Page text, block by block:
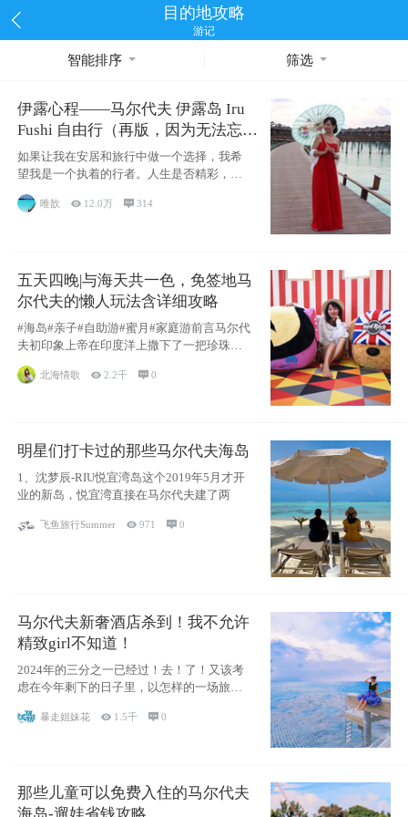
目的地攻略
游记
智能排序 筛选
伊露心程——马尔代夫 伊露岛 Iru
Fushi 自由行（再版，因为无法忘却
的留恋）
如果让我在安居和旅行中做一个选择，我希
望我是一个执着的行者。人生是否精彩，都
源于自己
唯歆  12.0万  314
五天四晚|与海天共一色，免签地马
尔代夫的懒人玩法含详细攻略
#海岛#亲子#自助游#蜜月#家庭游前言马尔代
夫初印象上帝在印度洋上撒下了一把珍珠，
北海情歌 2.2千 0
明星们打卡过的那些马尔代夫海岛
1、沈梦辰-RIU悦宜湾岛这个2019年5月才开
业的新岛，悦宜湾直接在马尔代夫建了两
飞鱼旅行Summer 971 0
马尔代夫新奢酒店杀到！我不允许
精致girl不知道！
2024年的三分之一已经过！去！了！又该考
虑在今年剩下的日子里，以怎样的一场旅行
暴走姐妹花  1.5千 0
那些儿童可以免费入住的马尔代夫